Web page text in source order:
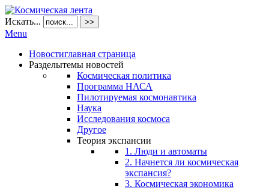
Искать... >>
Menu
Новостиглавная страница
Разделытемы новостей
Космическая политика
Программа НАСА
Пилотируемая космонавтика
Наука
Исследования космоса
Другое
Теория экспансии
1. Люди и автоматы
2. Начнется ли космическая
экспансия?
3. Космическая экономика